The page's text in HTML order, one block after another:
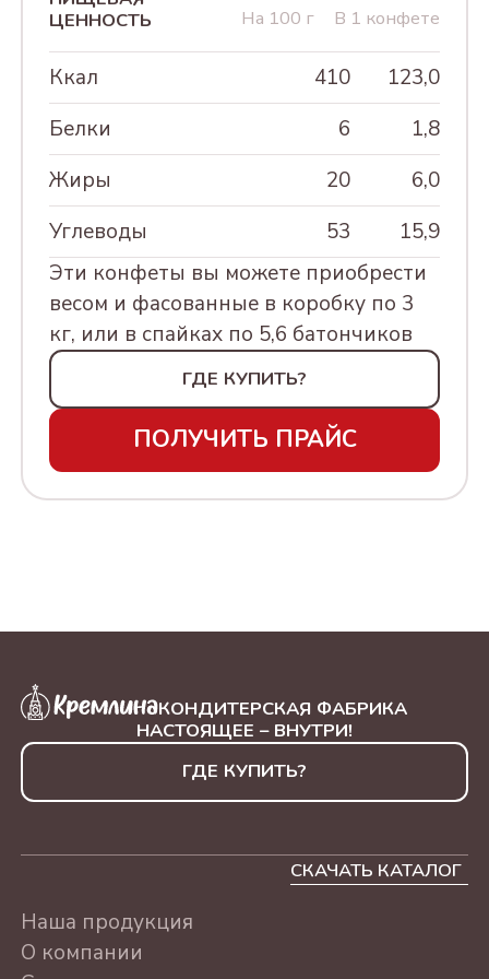
МАРТА, 230Г
АССОРТИ КОНФЕТ В
УПАКОВКЕ "ШИРОКА
СТРАНА МОЯ РОДНАЯ,
500Г
АССОРТИ КРЕМЛИНА
МОСКВА ЗОЛОТАЯ. 500Г
АССОРТИ КРЕМЛИНА
МОСКВА КРАСНАЯ. 500Г
АССОРТИ
"МОСКОВСКИЕ ТАЙНЫ",
240Г
АССОРТИ КОНФЕТ В
УПАКОВКЕ "8 МАРТА",
500Г
ЛУЧШЕМУ ВРАЧУ
АССОРТИ 500г
С ПРАЗДНИКОМ
АССОРТИ 500г
СЕРДЦЕ "СУХОФРУКТЫ
БЕЗ САХАРА" АССОРТИ,
ФИСТАШКА ЖАРЕНАЯ
ГРЕЦКИЙ ОРЕХ
ФУНДУК
ВИШНЯ СУШЕНАЯ
Кэжуал Ассорти
СУВЕНИРНЫЙ
ТУБА Новый год
ЕЛКА ЗОЛОТАЯ 250г
ТУБА Новый год
ЕЛКА СИНЯЯ 250г
ШКАТУЛКИ КРУГЛАЯ
НА НОВЫЙ ГОД
ШКАТУЛКИ
ЛАКОВЫЕ НОВЫЙ
ГОД
ТУБА Новый год
ЦЕННОСТЬ
На 100 г В 1 конфете
Ккал 410
123,0
Белки
6
1,8
Жиры
20
6,0
Углеводы
53
15,9
Эти конфеты вы можете приобрести
весом и фасованные в коробку по 3
кг, или в спайках по 5,6 батончиков
ГДЕ КУПИТЬ?
ПОЛУЧИТЬ ПРАЙС
КОНДИТЕРСКАЯ ФАБРИКА
НАСТОЯЩЕЕ – ВНУТРИ!
ГДЕ КУПИТЬ?
Наша продукция
О компании
СКАЧАТЬ КАТАЛОГ